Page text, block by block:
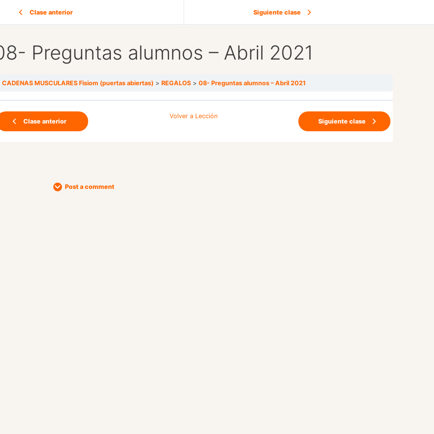
Clase anterior Siguiente clase
Preguntas alumnos – Abril 2021
CADENAS MUSCULARES Fisiom (puertas abiertas) REGALOS 08- Preguntas alumnos – Abril 2021
Clase anterior
Volver a Lección
Siguiente clase
Post a comment